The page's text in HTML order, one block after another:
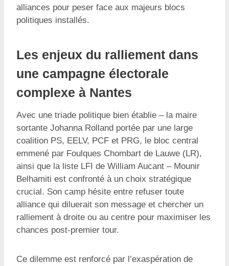
alliances pour peser face aux majeurs blocs
politiques installés.
Les enjeux du ralliement dans
une campagne électorale
complexe à Nantes
Avec une triade politique bien établie – la maire
sortante Johanna Rolland portée par une large
coalition PS, EELV, PCF et PRG, le bloc central
emmené par Foulques Chombart de Lauwe (LR),
ainsi que la liste LFI de William Aucant – Mounir
Belhamiti est confronté à un choix stratégique
crucial. Son camp hésite entre refuser toute
alliance qui diluerait son message et chercher un
ralliement à droite ou au centre pour maximiser les
chances post-premier tour.
Ce dilemme est renforcé par l’exaspération de